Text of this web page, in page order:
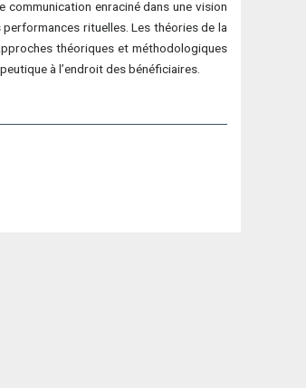
communication enraciné dans une vision
rituelles. Les théories de la
théoriques et méthodologiques
à l’endroit des bénéficiaires.